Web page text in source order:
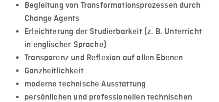
Begleitung von Transformationsprozessen durch
Change Agents
Erleichterung der Studierbarkeit (z. B. Unterricht
in englischer Sprache)
Transparenz und Reflexion auf allen Ebenen
Ganzheitlichkeit
moderne technische Ausstattung
persönlichen und professionellen technischen